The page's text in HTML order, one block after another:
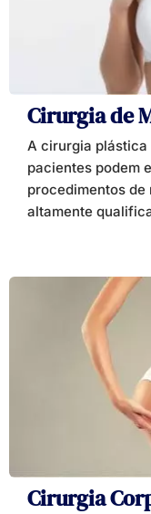
Cirurgia de
A cirurgia plástica
pacientes podem
procedimentos
altamente
Cirurgia